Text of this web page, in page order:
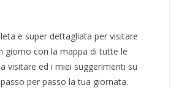
e super dettagliata per visitare
giorno con la mappa di tutte le
visitare ed i miei suggerimenti su
per passo la tua giornata.